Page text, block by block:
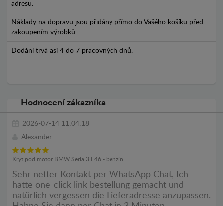
adresu.
Náklady na dopravu jsou přidány přímo do Vašého košíku před
zakoupením výrobků.
Dodání trvá asi 4 do 7 pracovných dnů.
Hodnocení zákazníka
2026-07-14 11:04:18
Alexander
Kryt pod motor BMW Seria 3 E46 - benzín
Sehr netter Kontakt per WhatsApp Chat, Ich
hatte one-click link bestellung gemacht und
natürlich vergessen die Lieferadresse anzupassen.